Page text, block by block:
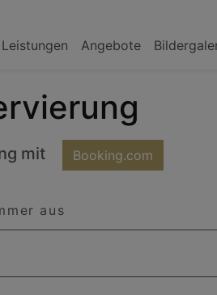
Leistungen Angebote
mit Booking.com